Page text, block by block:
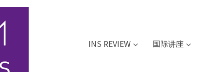
INS REVIEW 国际讲座